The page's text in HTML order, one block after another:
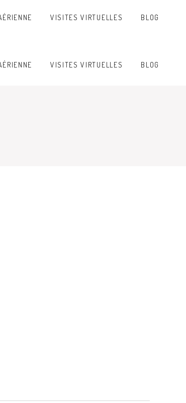
VISITES VIRTUELLES BLOG
VISITES VIRTUELLES BLOG